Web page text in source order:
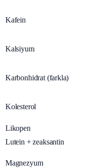
Kafein
Kalsiyum
Karbonhidrat (farkla)
Kolesterol
Likopen
Lutein + zeaksantin
Magnezyum